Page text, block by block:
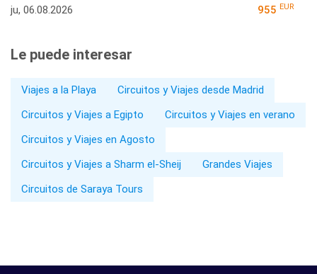
ju, 06.08.2026 955 EUR
Le puede interesar
Viajes a la Playa
Circuitos y Viajes desde Madrid
Circuitos y Viajes a Egipto
Circuitos y Viajes en verano
Circuitos y Viajes en Agosto
Circuitos y Viajes a Sharm el-Sheij
Grandes Viajes
Circuitos de Saraya Tours